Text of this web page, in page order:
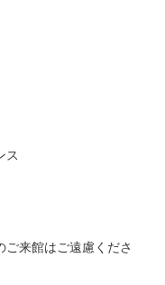
ス
来館はご遠慮くださ